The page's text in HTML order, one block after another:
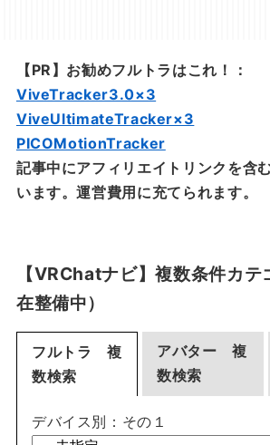
【PR】お勧めフルトラはこれ！：
ViveTracker3.0×3
ViveUltimateTracker×3
PICOMotionTracker
記事中にアフィリエイトリンクを含
います。運営費用に充てられます。
【VRChatナビ】複数条件カ
在整備中）
フルトラ 複
数検索
アバター 複
数検索
デバイス別：その１